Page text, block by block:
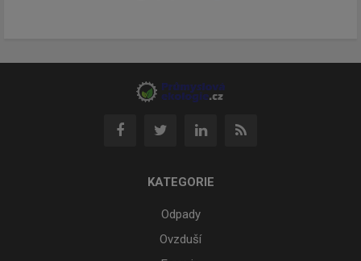
KATEGORIE
Odpady
Ovzduší